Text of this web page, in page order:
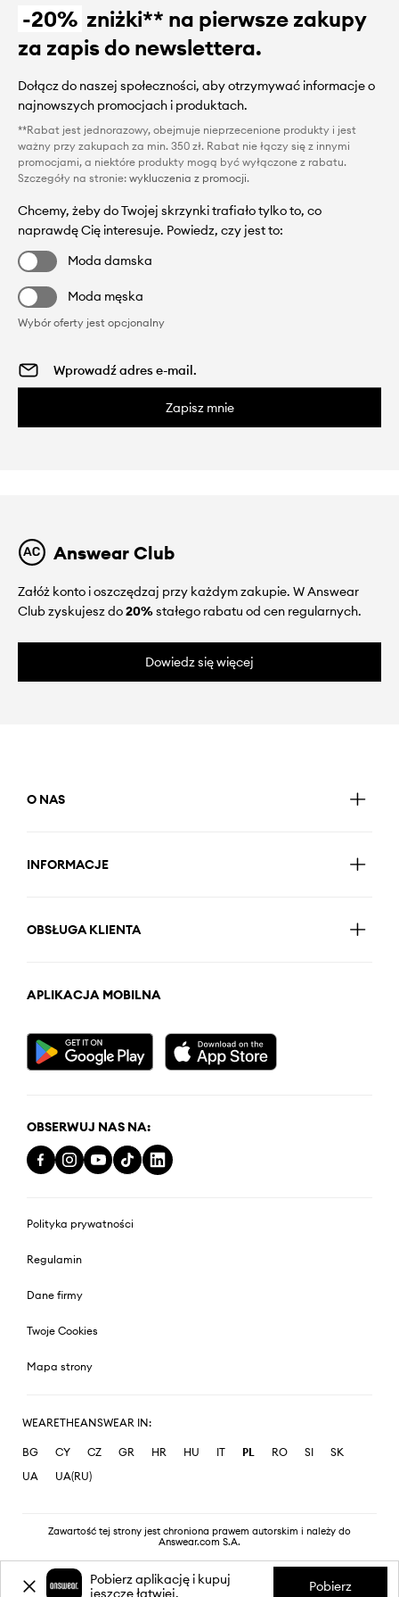
-20% zniżki** na pierwsze zakupy
za zapis do newslettera.
Dołącz do naszej społeczności, aby otrzymywać informacje o
najnowszych promocjach i produktach.
**Rabat jest jednorazowy, obejmuje nieprzecenione produkty i jest
ważny przy zakupach za min. 350 zł. Rabat nie łączy się z innymi
promocjami, a niektóre produkty mogą być wyłączone z rabatu.
Szczegóły na stronie: wykluczenia z promocji.
Chcemy, żeby do Twojej skrzynki trafiało tylko to, co
naprawdę Cię interesuje. Powiedz, czy jest to:
Moda damska
Moda męska
Wybór oferty jest opcjonalny
Zapisz mnie
Answear Club
Załóż konto i oszczędzaj przy każdym zakupie. W Answear
Club zyskujesz do20%stałego rabatu od cen regularnych.
Dowiedz się więcej
O NAS
INFORMACJE
OBSŁUGA KLIENTA
APLIKACJA MOBILNA
OBSERWUJ NAS NA:
Polityka prywatności
Regulamin
Dane firmy
Twoje Cookies
Mapa strony
WEARETHEANSWEAR IN:
BG CY CZ GR HR HU IT PL RO SI
SK
UA
UA(RU)
Zawartość tej strony jest chroniona prawem autorskim i należy do
Answear.com S.A.
Pobierz aplikację i kupuj
jeszcze łatwiej.
Pobierz